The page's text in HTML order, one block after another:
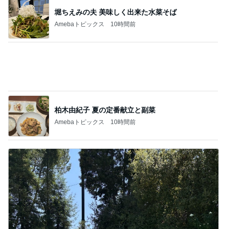
アグネス 孫とプールで泳ぎ日焼け
Amebaトピックス
記事を読む
小原正子 1人で寝ると言い出した長女
Amebaトピックス 10時間前